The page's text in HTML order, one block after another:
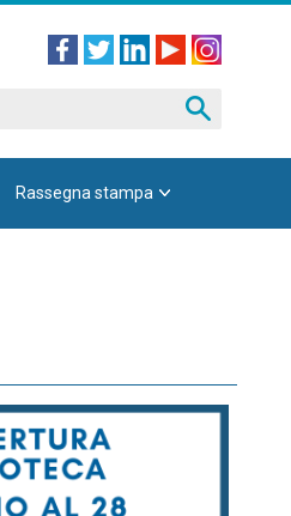
Rassegna stampa